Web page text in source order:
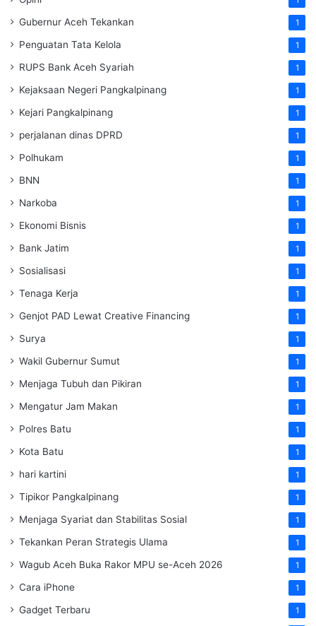
Gubernur Aceh Tekankan 1
Penguatan Tata Kelola 1
RUPS Bank Aceh Syariah 1
Kejaksaan Negeri Pangkalpinang 1
Kejari Pangkalpinang 1
perjalanan dinas DPRD 1
Polhukam 1
BNN 1
Narkoba 1
Ekonomi Bisnis 1
Bank Jatim 1
Sosialisasi 1
Tenaga Kerja 1
Genjot PAD Lewat Creative Financing 1
Surya 1
Wakil Gubernur Sumut 1
Menjaga Tubuh dan Pikiran 1
Mengatur Jam Makan 1
Polres Batu 1
Kota Batu 1
hari kartini 1
Tipikor Pangkalpinang 1
Menjaga Syariat dan Stabilitas Sosial 1
Tekankan Peran Strategis Ulama 1
Wagub Aceh Buka Rakor MPU se-Aceh 2026 1
Cara iPhone 1
Gadget Terbaru 1